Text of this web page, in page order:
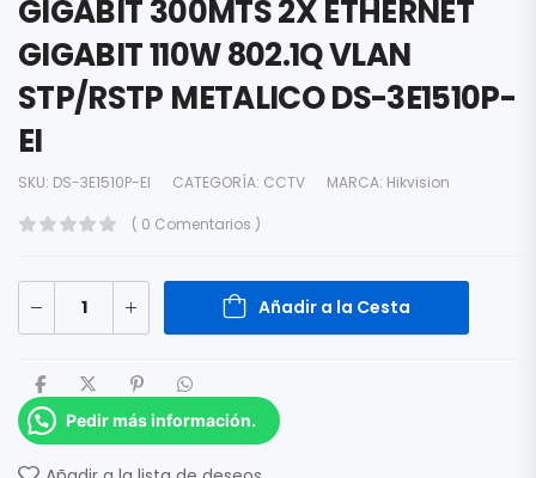
GIGABIT 300MTS 2X ETHERNET
GIGABIT 110W 802.1Q VLAN
STP/RSTP METALICO DS-3E1510P-
EI
SKU: DS-3E1510P-EI CATEGORÍA: CCTV MARCA: Hikvision
( 0 Comentarios )
Añadir a la Cesta
Pedir más información.